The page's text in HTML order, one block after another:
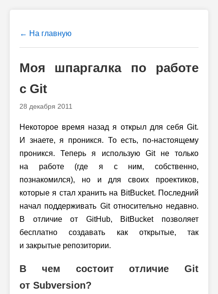
← На главную
Моя шпаргалка по работе
с Git
28 декабря 2011
Некоторое время назад я открыл для себя Git.
И знаете, я проникся. То есть, по-настоящему
проникся. Теперь я использую Git не только
на работе (где я с ним, собственно,
познакомился), но и для своих проектиков,
которые я стал хранить на BitBucket. Последний
начал поддерживать Git относительно недавно.
В отличие от GitHub, BitBucket позволяет
бесплатно создавать как открытые, так
и закрытые репозитории.
В чем состоит отличие Git
от Subversion?